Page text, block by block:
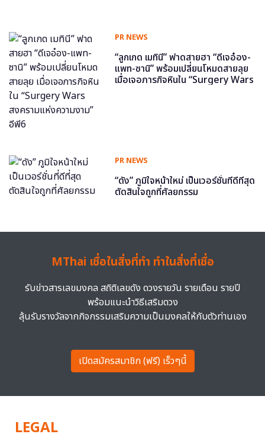
PR NEWS
“ลูกเกด เมทินี” ฟาดสายฮา “ดีเจอ๋อง-
แพท-ซานิ” พร้อมเปลี่ยนโหมดสายลุย
เมื่อเจอภารกิจหินใน “Surgery Wars
PR NEWS
“ดัง” ภูมิใจหน้าใหม่ เป็นเวอร์ชั่นที่ดีที่สุด
ตัดสินใจถูกที่ศัลยกรรม
MThai เชื่อในสิ่งที่ทำ ทำในสิ่งที่เชื่อ
รับข่าวสารเลขมงคล สถิติเลขดัง ดวงรายวัน รายเดือน รายปี
พร้อมแนะนำวิธีเสริมดวง
ลุ้นรับรางวัลจากกิจกรรมเสริมความเป็นมงคลให้กับตัวท่านเอง
เปิดสมัครสมาชิก (ฟรี) เร็วๆนี้
LEGAL